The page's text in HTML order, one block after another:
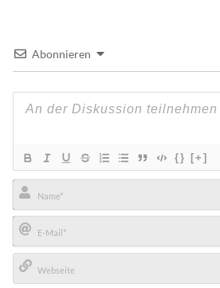
Abonnieren
{} [+]
Name*
E-
Mail*